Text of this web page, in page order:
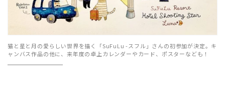
猫と星と月の愛らしい世界を描く
「SuFuLu -スフル」さんの初参加が決定。キ
ャンバス作品の他に、来年度の卓上カレンダーやカード、ポスターなども！